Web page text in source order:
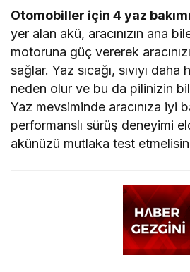
Otomobiller için 4 yaz
yer alan akü, aracınızın ana
motoruna güç vererek
sağlar. Yaz sıcağı, sıvıyı daha
neden olur ve bu da pilinizin
Yaz mevsiminde aracınıza iyi
performanslı sürüş deneyimi
akünüzü mutlaka test